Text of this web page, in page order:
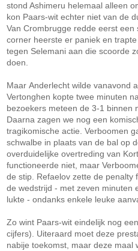
stond Ashimeru helemaal alleen
kon Paars-wit echter niet van de
Van Crombrugge redde eerst
corner heerste er paniek en
tegen Selemani aan die scoorde
doen.
Maar Anderlecht wilde vanavond
Vertonghen kopte twee minuten
bezoekers meteen de 3-1 binnen
Daarna zagen we nog een
tragikomische actie. Verboomen
schwalbe in plaats van de bal op
overduidelijke overtreding van
functioneerde niet, maar
de stip. Refaelov zette de penalty
de wedstrijd - met zeven minuten
lukte - ondanks enkele leuke
Zo wint Paars-wit eindelijk nog
cijfers). Uiteraard moet deze
nabije toekomst, maar deze maal